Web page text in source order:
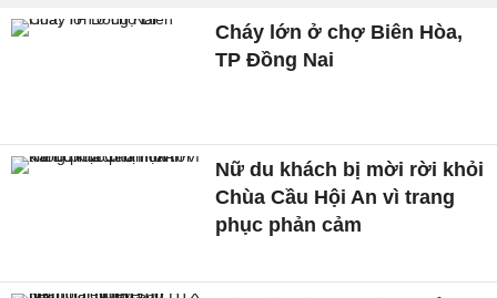
Cháy lớn ở chợ Biên Hòa,
TP Đồng Nai
Nữ du khách bị mời rời khỏi
Chùa Cầu Hội An vì trang
phục phản cảm